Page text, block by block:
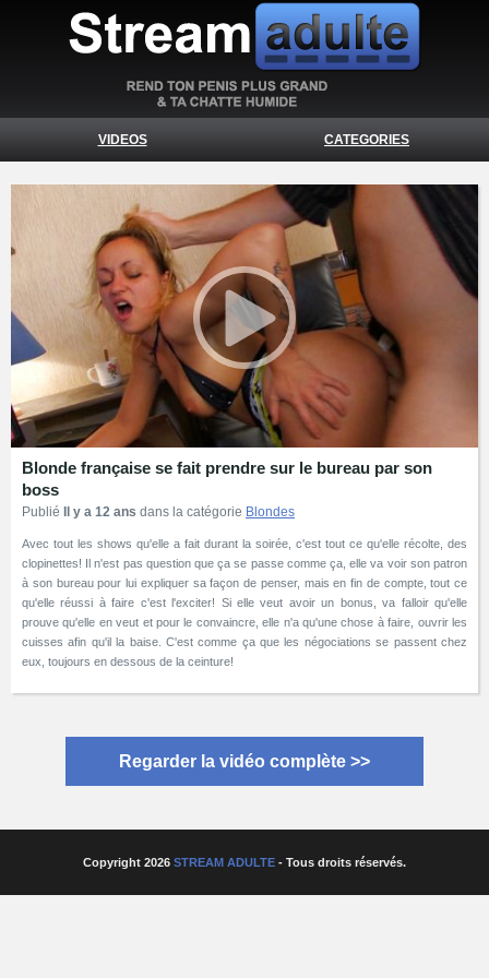
VIDEOS CATEGORIES
Blonde française se fait prendre sur le bureau par son
boss
Publié Il y a 12 ans dans la catégorie Blondes
Avec tout les shows qu'elle a fait durant la soirée, c'est tout ce qu'elle récolte, des
clopinettes! Il n'est pas question que ça se passe comme ça, elle va voir son patron
à son bureau pour lui expliquer sa façon de penser, mais en fin de compte, tout ce
qu'elle réussi à faire c'est l'exciter! Si elle veut avoir un bonus, va falloir qu'elle
prouve qu'elle en veut et pour le convaincre, elle n'a qu'une chose à faire, ouvrir les
cuisses afin qu'il la baise. C'est comme ça que les négociations se passent chez
eux, toujours en dessous de la ceinture!
Regarder la vidéo complète >>
Copyright 2026 STREAM ADULTE - Tous droits réservés.